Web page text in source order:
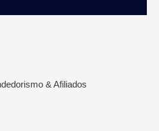
& Afiliados